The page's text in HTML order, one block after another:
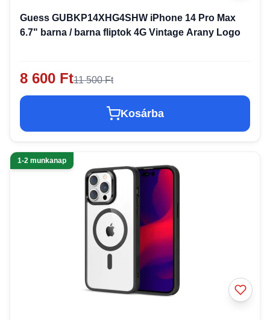
Guess GUBKP14XHG4SHW iPhone 14 Pro Max
6.7" barna / barna fliptok 4G Vintage Arany Logo
8 600 Ft11 500 Ft
Kosárba
1-2 munkanap